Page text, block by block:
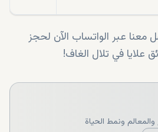
عبر الواتساب الآن لحجز
في تلال الغاف!
ونمط الحياة